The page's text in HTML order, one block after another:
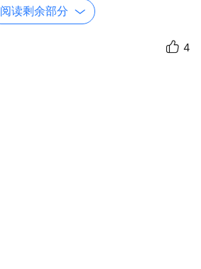
阅读剩余部分
4